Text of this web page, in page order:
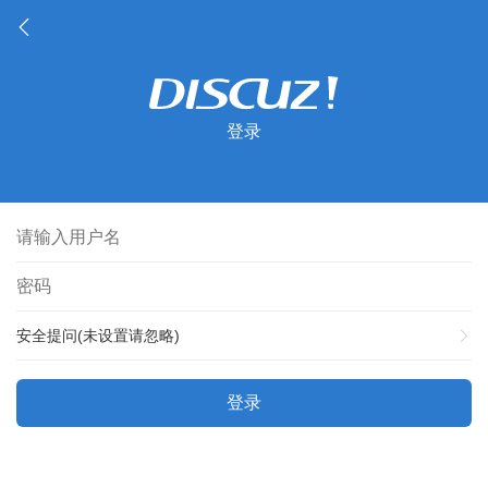
登录
安全提问(未设置请忽略)
登录